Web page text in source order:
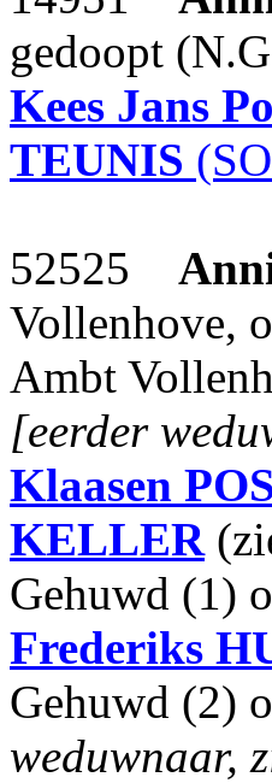
gedoopt
Kees Jans
TEUNIS
52525
Vollenhove,
Ambt
[eerder
Klaasen
KELLER
Gehuwd (1)
Frederiks
Gehuwd (2)
weduwnaar,